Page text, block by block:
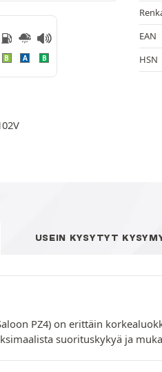
B A B
EAN
HSN
USEIN KYSYTYT
PZ4) on erittäin
suorituskykyä ja